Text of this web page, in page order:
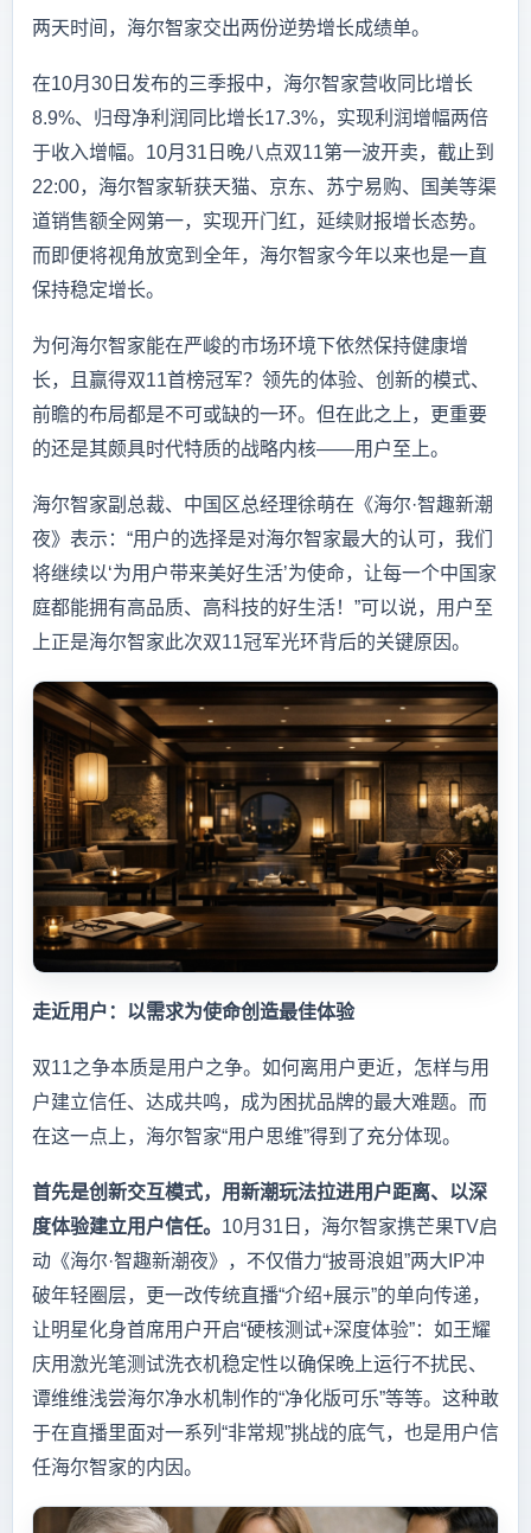
两天时间，海尔智家交出两份逆势增长成绩单。
在10月30日发布的三季报中，海尔智家营收同比增长
8.9%、归母净利润同比增长17.3%，实现利润增幅两倍
于收入增幅。10月31日晚八点双11第一波开卖，截止到
22:00，海尔智家斩获天猫、京东、苏宁易购、国美等渠
道销售额全网第一，实现开门红，延续财报增长态势。
而即便将视角放宽到全年，海尔智家今年以来也是一直
保持稳定增长。
为何海尔智家能在严峻的市场环境下依然保持健康增
长，且赢得双11首榜冠军？领先的体验、创新的模式、
前瞻的布局都是不可或缺的一环。但在此之上，更重要
的还是其颇具时代特质的战略内核——用户至上。
海尔智家副总裁、中国区总经理徐萌在《海尔·智趣新潮
夜》表示：“用户的选择是对海尔智家最大的认可，我们
将继续以‘为用户带来美好生活’为使命，让每一个中国家
庭都能拥有高品质、高科技的好生活！”可以说，用户至
上正是海尔智家此次双11冠军光环背后的关键原因。
走近用户：以需求为使命创造最佳体验
双11之争本质是用户之争。如何离用户更近，怎样与用
户建立信任、达成共鸣，成为困扰品牌的最大难题。而
在这一点上，海尔智家“用户思维”得到了充分体现。
首先是创新交互模式，用新潮玩法拉进用户距离、以深
度体验建立用户信任。 10月31日，海尔智家携芒果TV启
动《海尔·智趣新潮夜》，不仅借力“披哥浪姐”两大IP冲
破年轻圈层，更一改传统直播“介绍+展示”的单向传递，
让明星化身首席用户开启“硬核测试+深度体验”：如王耀
庆用激光笔测试洗衣机稳定性以确保晚上运行不扰民、
谭维维浅尝海尔净水机制作的“净化版可乐”等等。这种敢
于在直播里面对一系列“非常规”挑战的底气，也是用户信
任海尔智家的内因。